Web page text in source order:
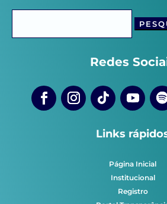
Redes
Links
Página Inicial
Institucional
Registro